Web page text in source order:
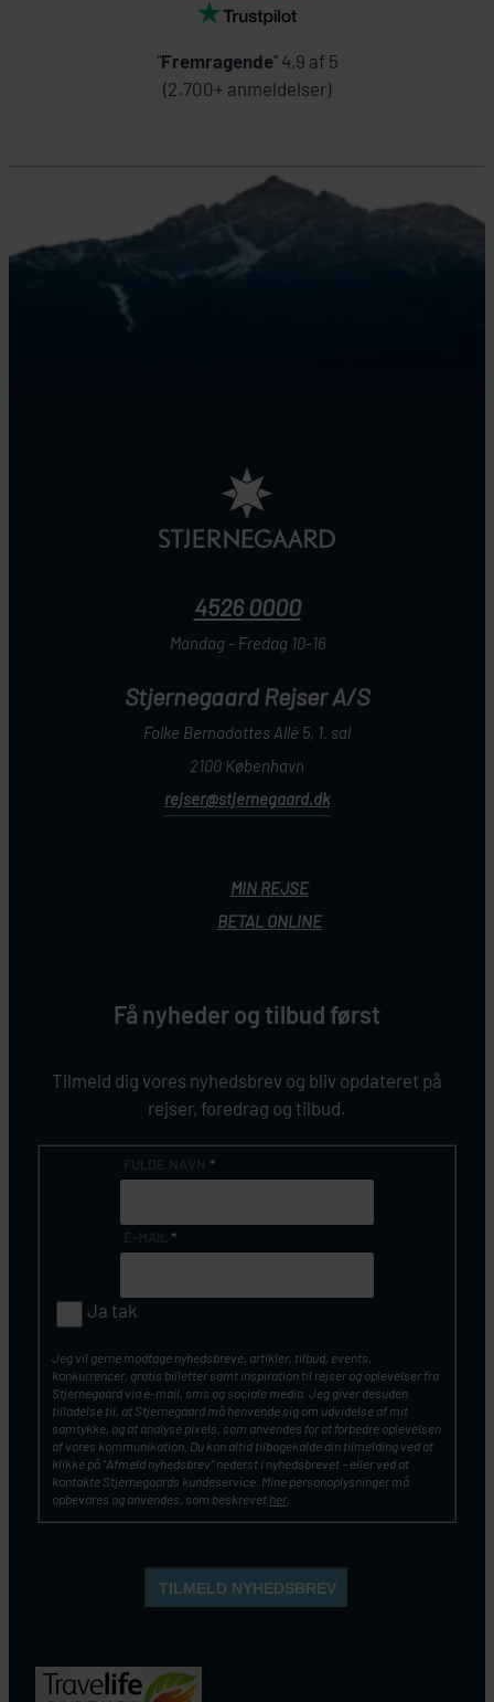
"Fremragende" 4,9 af 5
(2.700+ anmeldelser)
4526 0000
Mandag - Fredag 10-16
Stjernegaard Rejser A/S
Folke Bernadottes Allé 5, 1. sal
2100 København
rejser@stjernegaard.dk
MIN REJSE
BETAL ONLINE
Få nyheder og tilbud først
Tilmeld dig vores nyhedsbrev og bliv opdateret på
rejser, foredrag og tilbud.
*
*
Ja tak
Jeg vil gerne modtage nyhedsbreve, artikler, tilbud, events,
konkurrencer, gratis billetter samt inspiration til rejser og oplevelser fra
Stjernegaard via e-mail, sms og sociale media. Jeg giver desuden
tilladelse til, at Stjernegaard må henvende sig om udvidelse af mit
samtykke, og at analyse pixels, som anvendes for at forbedre oplevelsen
af vores kommunikation. Du kan altid tilbagekalde din tilmelding ved at
klikke på ”Afmeld nyhedsbrev” nederst i nyhedsbrevet – eller ved at
kontakte Stjernegaards kundeservice. Mine personoplysninger må
opbevares og anvendes, som beskrevet her